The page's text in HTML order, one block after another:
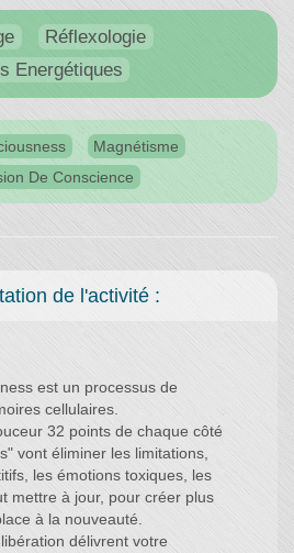
Réflexologie
Energétiques
Magnétisme
De Conscience
de l'activité :
est un processus de
cellulaires.
32 points de chaque côté
vont éliminer les limitations,
les émotions toxiques, les
mettre à jour, pour créer plus
à la nouveauté.
délivrent votre